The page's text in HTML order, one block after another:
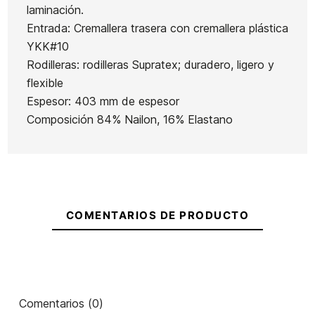
laminación.
Entrada: Cremallera trasera con cremallera plástica
YKK#10
Rodilleras: rodilleras Supratex; duradero, ligero y
flexible
Espesor: 403 mm de espesor
Composición 84% Nailon, 16% Elastano
COMENTARIOS DE PRODUCTO
Comentarios (0)